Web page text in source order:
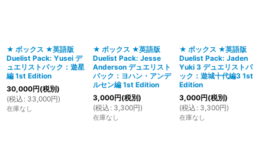
★ ボックス ★英語版
Duelist Pack: Yusei デ
ュエリストパック：遊星
編 1st Edition
30,000円(税別)
(税込 : 33,000円)
在庫なし
★ ボックス ★英語版
Duelist Pack: Jesse
Anderson デュエリスト
パック：ヨハン・アンデ
ルセン編 1st Edition
3,000円(税別)
(税込 : 3,300円)
在庫なし
★ ボックス ★英語版
Duelist Pack: Jaden
Yuki 3 デュエリストパ
ック：遊城十代編3 1st
Edition
3,000円(税別)
(税込 : 3,300円)
在庫なし